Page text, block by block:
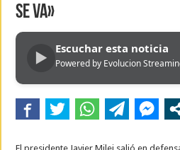
se va»
▶ Escuchar esta noticia
Powered by Evolucion